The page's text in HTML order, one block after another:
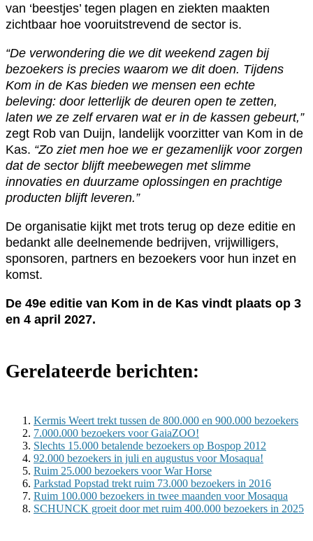
van ‘beestjes’ tegen plagen en ziekten maakten
zichtbaar hoe vooruitstrevend de sector is.
“De verwondering die we dit weekend zagen bij
bezoekers is precies waarom we dit doen. Tijdens
Kom in de Kas bieden we mensen een echte
beleving: door letterlijk de deuren open te zetten,
laten we ze zelf ervaren wat er in de kassen gebeurt,”
zegt Rob van Duijn, landelijk voorzitter van Kom in de
Kas. “Zo ziet men hoe we er gezamenlijk voor zorgen
dat de sector blijft meebewegen met slimme
innovaties en duurzame oplossingen en prachtige
producten blijft leveren.”
De organisatie kijkt met trots terug op deze editie en
bedankt alle deelnemende bedrijven, vrijwilligers,
sponsoren, partners en bezoekers voor hun inzet en
komst.
De 49e editie van Kom in de Kas vindt plaats op 3
en 4 april 2027.
Gerelateerde berichten:
Kermis Weert trekt tussen de 800.000 en 900.000 bezoekers
7.000.000 bezoekers voor GaiaZOO!
Slechts 15.000 betalende bezoekers op Bospop 2012
92.000 bezoekers in juli en augustus voor Mosaqua!
Ruim 25.000 bezoekers voor War Horse
Parkstad Popstad trekt ruim 73.000 bezoekers in 2016
Ruim 100.000 bezoekers in twee maanden voor Mosaqua
SCHUNCK groeit door met ruim 400.000 bezoekers in 2025